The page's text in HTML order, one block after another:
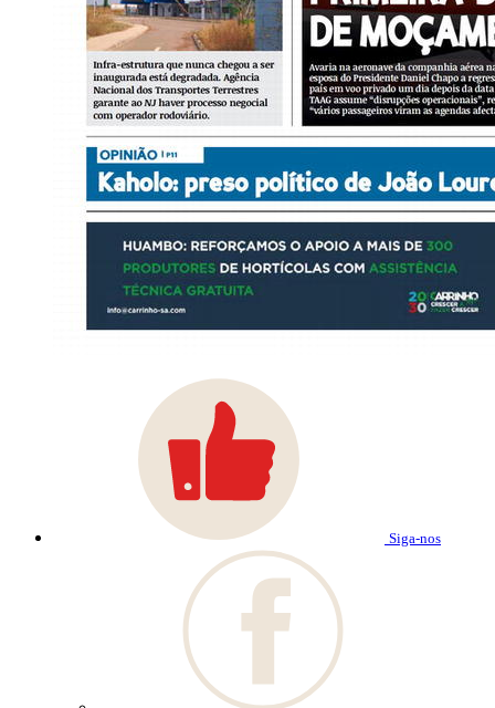
Siga-nos